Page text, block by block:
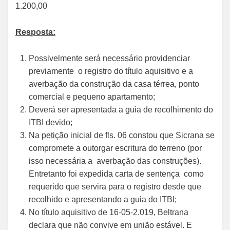
1.200,00
Resposta:
Possivelmente será necessário providenciar
previamente o registro do título aquisitivo e a
averbação da construção da casa térrea, ponto
comercial e pequeno apartamento;
Deverá ser apresentada a guia de recolhimento do
ITBI devido;
Na petição inicial de fls. 06 constou que Sicrana se
compromete a outorgar escritura do terreno (por
isso necessária a averbação das construções).
Entretanto foi expedida carta de sentença como
requerido que servira para o registro desde que
recolhido e apresentando a guia do ITBI;
No título aquisitivo de 16-05-2.019, Beltrana
declara que não convive em união estável. E